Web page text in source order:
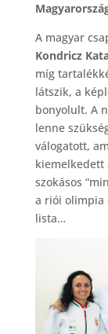
A magyar
Kondricz
míg
látszik, a
bonyolult. A
lenne
válogatott,
kiemelkedett
szokásos
a riói olimpia
lista…